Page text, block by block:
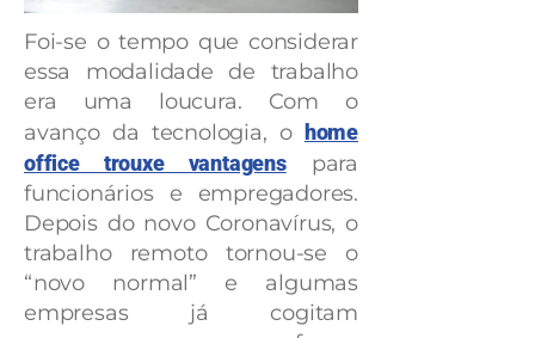
Foi-se o tempo que considerar
essa modalidade de trabalho
era uma loucura. Com o
avanço da tecnologia, o home
office trouxe vantagenspara
funcionários e empregadores.
Depois do novo Coronavírus, o
trabalho remoto tornou-se o
“novo normal” e algumas
empresas já cogitam